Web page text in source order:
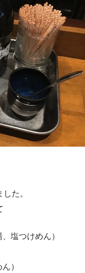
た。
塩つけめん）
）